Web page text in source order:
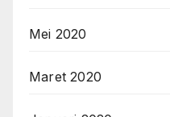
Mei 2020
Maret 2020